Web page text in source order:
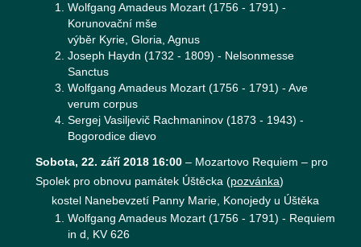
Wolfgang Amadeus Mozart (1756 - 1791) -
Korunovační mše
výběr Kyrie, Gloria, Agnus
Joseph Haydn (1732 - 1809) - Nelsonmesse
Sanctus
Wolfgang Amadeus Mozart (1756 - 1791) - Ave
verum corpus
Sergej Vasiljevič Rachmaninov (1873 - 1943) -
Bogorodice dievo
Sobota, 22. září 2018 16:00 – Mozartovo Requiem – pro
Spolek pro obnovu památek Úštěcka (pozvánka)
kostel Nanebevzetí Panny Marie, Konojedy u Úštěka
Wolfgang Amadeus Mozart (1756 - 1791) - Requiem
in d, KV 626